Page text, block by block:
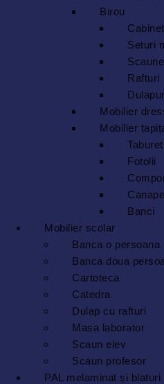
Birou
Seturi
Scaune
Rafturi
Mobilier
Mobilier
Fotolii
Banci
Mobilier scolar
Banca o persoana
Banca doua
Cartoteca
Catedra
Dulap cu rafturi
Masa laborator
Scaun elev
Scaun profesor
PAL melaminat și blaturi